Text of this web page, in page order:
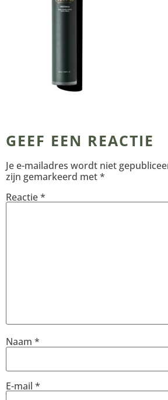
GEEF EEN REACTIE
Je e-mailadres wordt niet
zijn gemarkeerd met*
Reactie*
Naam *
E-mail *